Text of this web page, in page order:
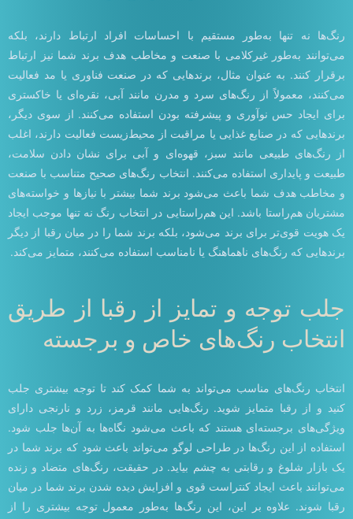
رنگ‌ها نه تنها به‌طور مستقیم با احساسات افراد ارتباط دارند، بلکه
می‌توانند به‌طور غیرکلامی با صنعت و مخاطب هدف برند شما نیز ارتباط
برقرار کنند. به عنوان مثال، برندهایی که در صنعت فناوری یا مد فعالیت
می‌کنند، معمولاً از رنگ‌های سرد و مدرن مانند آبی، نقره‌ای یا خاکستری
برای ایجاد حس نوآوری و پیشرفته بودن استفاده می‌کنند. از سوی دیگر،
برندهایی که در صنایع غذایی یا مراقبت از محیط‌زیست فعالیت دارند، اغلب
از رنگ‌های طبیعی مانند سبز، قهوه‌ای و آبی برای نشان دادن سلامت،
طبیعت و پایداری استفاده می‌کنند. انتخاب رنگ‌های صحیح متناسب با صنعت
و مخاطب هدف شما باعث می‌شود برند شما بیشتر با نیازها و خواسته‌های
مشتریان هم‌راستا باشد. این هم‌راستایی در انتخاب رنگ نه تنها موجب ایجاد
یک هویت قوی‌تر برای برند می‌شود، بلکه برند شما را در میان رقبا از دیگر
برندهایی که رنگ‌های ناهماهنگ یا نامناسب استفاده می‌کنند، متمایز می‌کند.
جلب توجه و تمایز از رقبا از طریق
انتخاب رنگ‌های خاص و برجسته
انتخاب رنگ‌های مناسب می‌تواند به شما کمک کند تا توجه بیشتری جلب
کنید و از رقبا متمایز شوید. رنگ‌هایی مانند قرمز، زرد و نارنجی دارای
ویژگی‌های برجسته‌ای هستند که باعث می‌شود نگاه‌ها به آن‌ها جلب شود.
استفاده از این رنگ‌ها در طراحی لوگو می‌تواند باعث شود که برند شما در
یک بازار شلوغ و رقابتی به چشم بیاید. در حقیقت، رنگ‌های متضاد و زنده
می‌توانند باعث ایجاد کنتراست قوی و افزایش دیده شدن برند شما در میان
رقبا شوند. علاوه بر این، این رنگ‌ها به‌طور معمول توجه بیشتری را از